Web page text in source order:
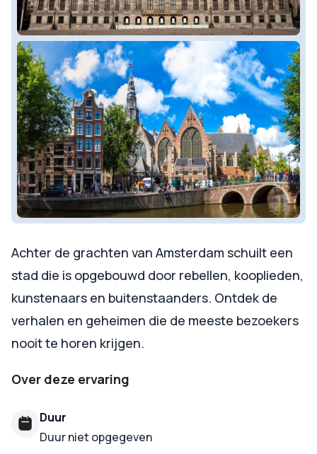
Achter de grachten van Amsterdam schuilt een
stad die is opgebouwd door rebellen, kooplieden,
kunstenaars en buitenstaanders. Ontdek de
verhalen en geheimen die de meeste bezoekers
nooit te horen krijgen.
Over deze ervaring
Duur
Duur niet opgegeven